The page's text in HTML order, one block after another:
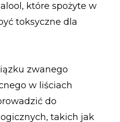
które spożyte w
toksyczne dla
zwanego
w liściach
do
takich jak